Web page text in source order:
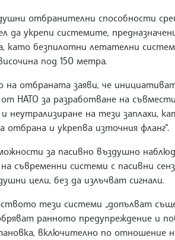
отбранителни способности
да укрепи системите,
като безпилотни летателни
под 150 метра.
отбраната заяви, че
НАТО за разработване на
неутрализиране на тези заплахи,
отбрана и укрепва източния фланг“.
за пасивно въздушно
съвременни системи с пасивни
цели, без да излъчват сигнали.
тези системи „допълват
ранното предупреждение и
включително по отношение